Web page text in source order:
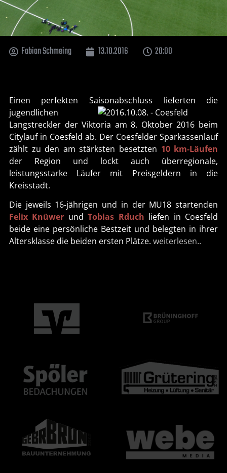
Fabian Schmeing 13.10.2016 20:00
Einen perfekten Saisonabschluss lieferten die
jugendlichen
Langstreckler der Viktoria am 8. Oktober 2016 beim
Citylauf in Coesfeld ab. Der Coesfelder Sparkassenlauf
zählt zu den am stärksten besetzten 10 km-Läufen
der Region und lockt auch überregionale,
leistungsstarke Läufer mit Preisgeldern in die
Kreisstadt.
Die jeweils 16-jährigen und in der MU18 startenden
Felix Knüwer undTobias Rduch liefen in Coesfeld
beide eine persönliche Bestzeit und belegten in ihrer
Altersklasse die beiden ersten Plätze. weiterlesen..